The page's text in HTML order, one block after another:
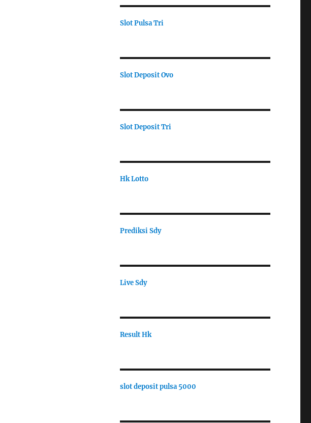
Slot Pulsa Tri
Slot Deposit Ovo
Slot Deposit Tri
Hk Lotto
Prediksi Sdy
Live Sdy
Result Hk
slot deposit pulsa 5000